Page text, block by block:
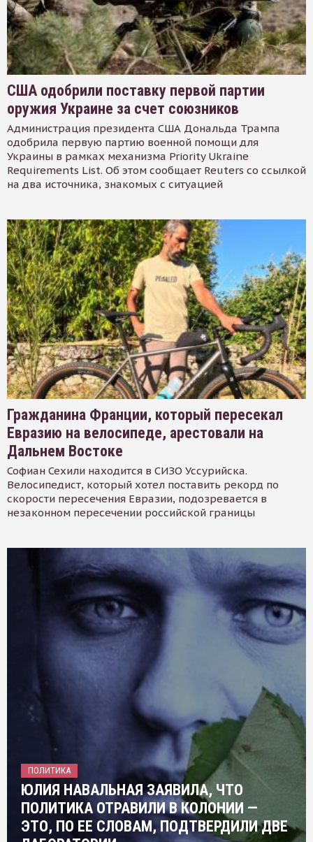
США одобрили поставку первой партии
оружия Украине за счет союзников
Администрация президента США Дональда Трампа
одобрила первую партию военной помощи для
Украины в рамках механизма Priority Ukraine
Requirements List. Об этом сообщает Reuters со ссылкой
на два источника, знакомых с ситуацией
Гражданина Франции, который пересекал
Евразию на велосипеде, арестовали на
Дальнем Востоке
Софиан Сехили находится в СИЗО Уссурийска.
Велосипедист, который хотел поставить рекорд по
скорости пересечения Евразии, подозревается в
незаконном пересечении российской границы
ПОЛИТИКА
ЮЛИЯ НАВАЛЬНАЯ ЗАЯВИЛА, ЧТО
ПОЛИТИКА ОТРАВИЛИ В КОЛОНИИ —
ЭТО, ПО ЕЕ СЛОВАМ, ПОДТВЕРДИЛИ ДВЕ